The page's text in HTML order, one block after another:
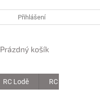
Přihlášení
NÁKUPNÍ
Prázdný košík
RC Lodě RC Drony